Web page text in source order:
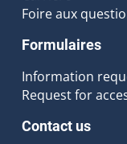
Foire aux
Formulaires
Information
Request for
Contact us